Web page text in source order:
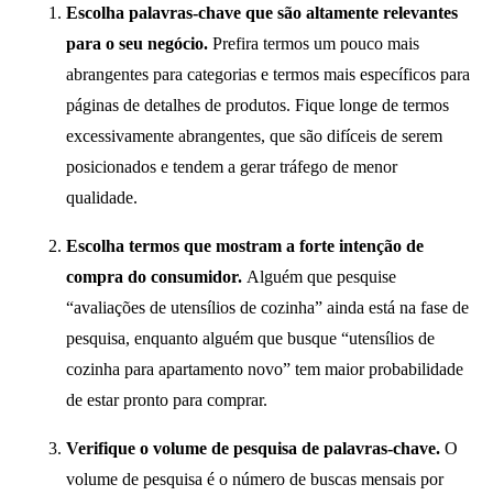
Escolha palavras-chave que são altamente relevantes
para o seu negócio. Prefira termos um pouco mais
abrangentes para categorias e termos mais específicos para
páginas de detalhes de produtos. Fique longe de termos
excessivamente abrangentes, que são difíceis de serem
posicionados e tendem a gerar tráfego de menor
qualidade.
Escolha termos que mostram a forte intenção de
compra do consumidor. Alguém que pesquise
“avaliações de utensílios de cozinha” ainda está na fase de
pesquisa, enquanto alguém que busque “utensílios de
cozinha para apartamento novo” tem maior probabilidade
de estar pronto para comprar.
Verifique o volume de pesquisa de palavras-chave. O
volume de pesquisa é o número de buscas mensais por